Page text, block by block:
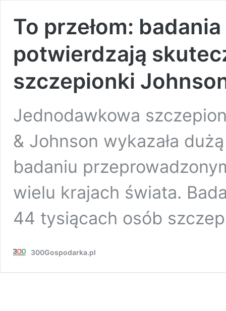
To przełom: badania
potwierdzają
szczepionki
Jednodawkowa
& Johnson wykazała
badaniu
wielu krajach świata.
44 tysiącach osób
300Gospodarka.pl